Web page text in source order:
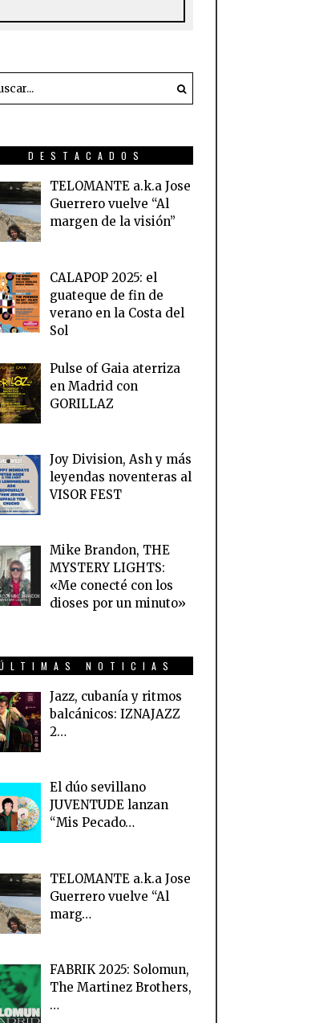
DESTACADOS
TELOMANTE a.k.a Jose
Guerrero vuelve “Al
margen de la visión”
CALAPOP 2025: el
guateque de fin de
verano en la Costa del
Sol
Pulse of Gaia aterriza
en Madrid con
GORILLAZ
Joy Division, Ash y más
leyendas noventeras al
VISOR FEST
Mike Brandon, THE
MYSTERY LIGHTS:
«Me conecté con los
dioses por un minuto»
NOTICIAS
Jazz, cubanía y ritmos
balcánicos: IZNAJAZZ
2…
El dúo sevillano
JUVENTUDE lanzan
“Mis Pecado…
TELOMANTE a.k.a Jose
Guerrero vuelve “Al
marg…
FABRIK 2025: Solomun,
The Martinez Brothers,
…